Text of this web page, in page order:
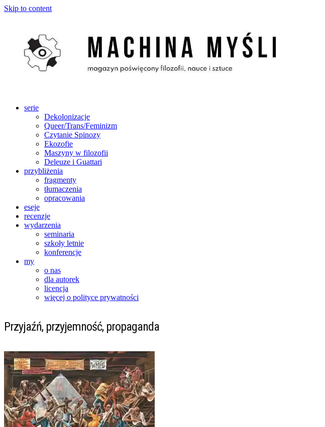
Skip to content
serie
Dekolonizacje
Queer/Trans/Feminizm
Czytanie Spinozy
Ekozofie
Maszyny w filozofii
Deleuze i Guattari
przybliżenia
fragmenty
tłumaczenia
opracowania
eseje
recenzje
wydarzenia
seminaria
szkoły letnie
konferencje
my
o nas
dla autorek
licencja
więcej o polityce prywatności
Przyjaźń, przyjemność, propaganda